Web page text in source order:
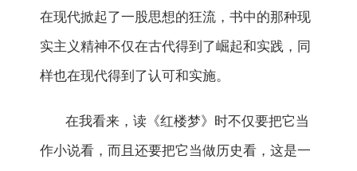
在现代掀起了一股思想的狂流，书中的那种现
实主义精神不仅在古代得到了崛起和实践，同
样也在现代得到了认可和实施。
在我看来，读《红楼梦》时不仅要把它当
作小说看，而且还要把它当做历史看，这是一